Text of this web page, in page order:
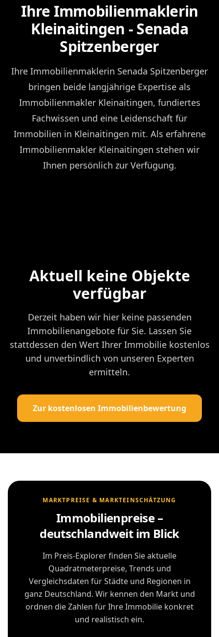
Ihre Immobilienmaklerin
Kleinaitingen - Senada
Spitzenberger
Ihre Immobilienmaklerin Senada Spitzenberger
bringen beide langjährige Expertise als
Immobilienmakler Kleinaitingen, fundiertes
Fachwissen und eine Leidenschaft für
Immobilien in Kleinaitingen mit. Als erfahrene
Immobilienmakler Kleinaitingen stehen wir
Ihnen persönlich zur Verfügung.
Aktuell keine Objekte
verfügbar
Derzeit haben wir hier keine passenden
Immobilienangebote für Sie. Lassen Sie
stattdessen den Wert Ihrer Immobilie kostenlos
und unverbindlich von unseren Experten
ermitteln.
Zur kostenlosen Immobilienbewertung
MARKTPREISE & MARKTEINSCHÄTZUNG
Immobilienpreise –
deutschlandweit im Blick
Im Preis-Explorer finden Sie aktuelle
Quadratmeterpreise, Trends und
Vergleichsdaten für Städte und Regionen in
ganz Deutschland. Wir kennen den Markt und
ordnen die Zahlen für Ihre Immobilie konkret
und realistisch ein.